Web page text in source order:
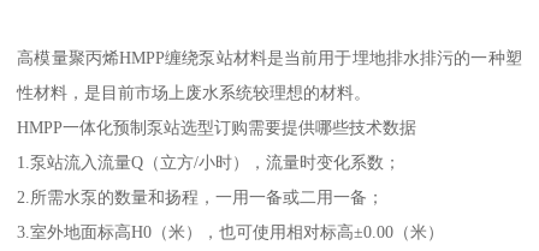
高模量聚丙烯HMPP缠绕泵站材料是当前用于埋地排水排污的一种塑
性材料，是目前市场上废水系统较理想的材料。
HMPP一体化预制泵站选型订购需要提供哪些技术数据
1.泵站流入流量Q（立方/小时），流量时变化系数；
2.所需水泵的数量和扬程，一用一备或二用一备；
3.室外地面标高H0（米），也可使用相对标高±0.00（米）